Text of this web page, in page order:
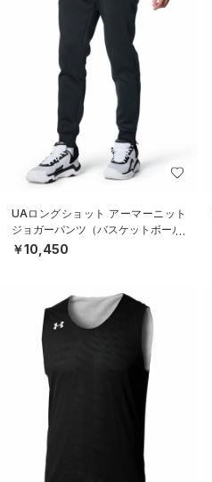
UAロングショット アーマーニット
ジョガーパンツ（バスケットボール/
MEN）
￥10,450